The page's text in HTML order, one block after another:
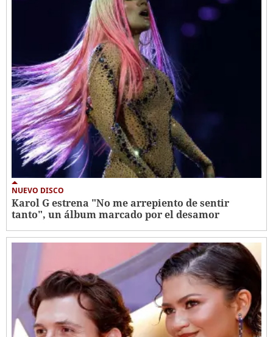
NUEVO DISCO
Karol G estrena "No me arrepiento de sentir
tanto", un álbum marcado por el desamor